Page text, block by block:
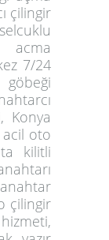
çilingir
7/24
Konya
oto
kilitli
çilingir